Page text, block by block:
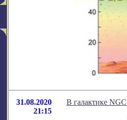
31.08.2020
21:15
В галактике